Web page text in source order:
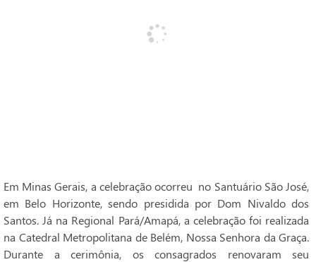
Em Minas Gerais, a celebração ocorreu no Santuário São José,
em Belo Horizonte, sendo presidida por Dom Nivaldo dos
Santos. Já na Regional Pará/Amapá, a celebração foi realizada
na Catedral Metropolitana de Belém, Nossa Senhora da Graça.
Durante a cerimônia, os consagrados renovaram seu